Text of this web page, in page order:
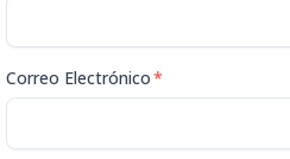
Correo Electrónico*